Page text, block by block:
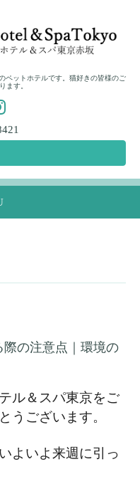
ペットホテルです。猫好きの皆様のご
ます。
の注意点｜環境の
ル＆スパ東京をご
うございます。
よいよ来週に引っ